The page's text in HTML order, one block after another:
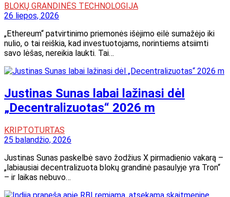
BLOKŲ GRANDINĖS TECHNOLOGIJA
26 liepos, 2026
„Ethereum“ patvirtinimo priemonės išėjimo eilė sumažėjo iki
nulio, o tai reiškia, kad investuotojams, norintiems atsiimti
savo lėšas, nereikia laukti. Tai…
Justinas Sunas labai lažinasi dėl
„Decentralizuotas“ 2026 m
KRIPTOTURTAS
25 balandžio, 2026
Justinas Sunas paskelbė savo žodžius X pirmadienio vakarą –
„labiausiai decentralizuota blokų grandinė pasaulyje yra Tron“
– ir laikas nebuvo…